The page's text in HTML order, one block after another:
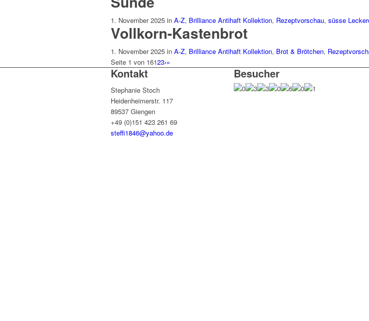
1. November 2025 in A-Z, Brilliance Antihaft Kollektion, Rezeptvorschau, süsse
Vollkorn-Kastenbrot
1. November 2025 in A-Z, Brilliance Antihaft Kollektion, Brot & Brötchen,
Seite 1 von 16123›»
Kontakt
Stephanie Stoch
Heidenheimerstr. 117
89537 Giengen
+49 (0)151 423 261 69
steffi1846@yahoo.de
Besucher